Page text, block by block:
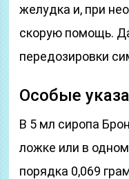
желудка и, при
скорую помощь.
передозировки
Особые
В 5 мл сиропа
ложке или в
порядка 0,069